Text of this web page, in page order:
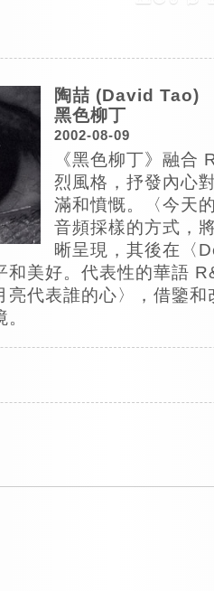
陶喆 (David Tao)
黑色柳丁
2002-08-09
《黑色柳丁》融合
烈風格，抒發內心
滿和憤慨。〈今天
音頻採樣的方式，
晰呈現，其後在〈
和美好。代表性的華語
亮代表誰的心〉，借鑒和